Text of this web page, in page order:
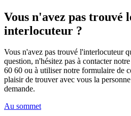
Vous n'avez pas trouvé
interlocuteur ?
Vous n'avez pas trouvé l'interlocuteur
question, n'hésitez pas à contacter
60 60 ou à utiliser notre formulaire de
plaisir de trouver avec vous la
demande.
Au sommet